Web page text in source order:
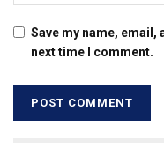
Save my name,
next time I comment.